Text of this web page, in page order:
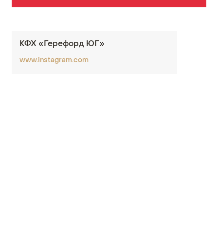
КФХ «Герефорд ЮГ»
www.instagram.com